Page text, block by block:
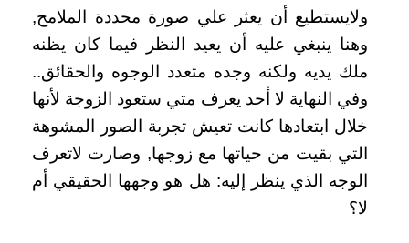
ولايستطيع أن يعثر علي صورة محددة الملامح‏,‏
وهنا ينبغي عليه أن يعيد النظر فيما كان يظنه
ملك يديه ولكنه وجده متعدد الوجوه والحقائق‏..‏
وفي النهاية لا أحد يعرف متي ستعود الزوجة لأنها
خلال ابتعادها كانت تعيش تجربة الصور المشوهة
التي بقيت من حياتها مع زوجها‏,‏ وصارت لاتعرف
الوجه الذي ينظر إليه‏:‏ هل هو وجهها الحقيقي أم
لا؟